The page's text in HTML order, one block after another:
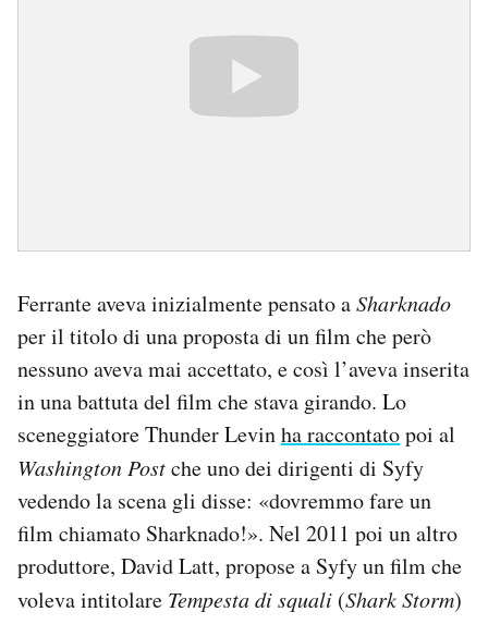
Ferrante aveva inizialmente pensato aSharknado
per il titolo di una proposta di un film che però
nessuno aveva mai accettato, e così l’aveva inserita
in una battuta del film che stava girando. Lo
sceneggiatore Thunder Levinha raccontatopoi al
Washington Postche uno dei dirigenti di Syfy
vedendo la scena gli disse: «dovremmo fare un
film chiamato Sharknado!». Nel 2011 poi un altro
produttore, David Latt, propose a Syfy un film che
voleva intitolare Tempesta di squali (Shark Storm)